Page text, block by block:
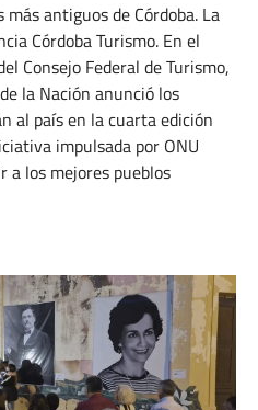
antiguos de Córdoba. La
Córdoba Turismo. En el
Consejo Federal de Turismo,
la Nación anunció los
al país en la cuarta edición
impulsada por ONU
a los mejores pueblos